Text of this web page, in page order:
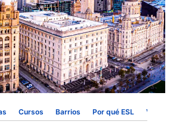
Cursos Barrios Por qué ESL VISA